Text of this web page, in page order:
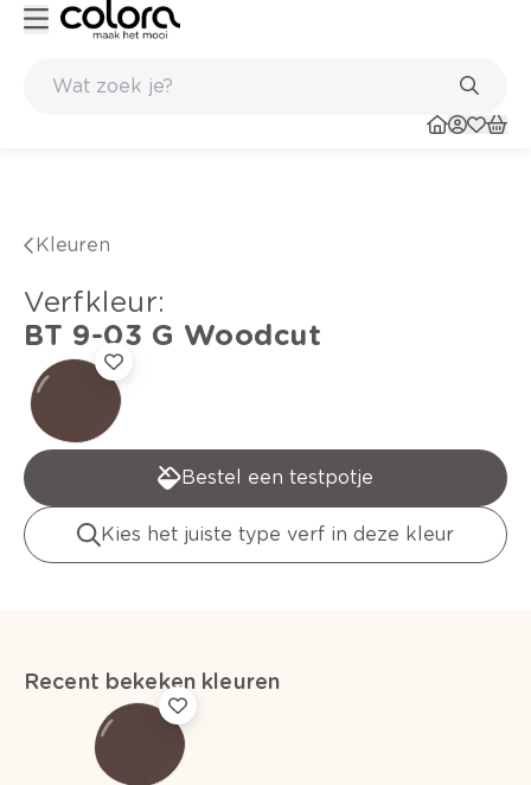
Kleuren
verfkleur:
BT 9-03 G Woodcut
Bestel een testpotje
Kies het juiste type verf in deze kleur
Recent bekeken kleuren